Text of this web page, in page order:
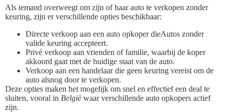
Als iemand overweegt om zijn of haar auto te verkopen zonder
keuring, zijn er verschillende opties beschikbaar:
Directe verkoop aan een auto opkoper dieAutos zonder
valide keuring accepteert.
Privé verkoop aan vrienden of familie, waarbij de koper
akkoord gaat met de huidige staat van de auto.
Verkoop aan een handelaar die geen keuring vereist om de
auto alsnog door te verkopen.
Deze opties maken het mogelijk om snel en effectief een deal te
sluiten, vooral in België waar verschillende auto opkopers actief
zijn.